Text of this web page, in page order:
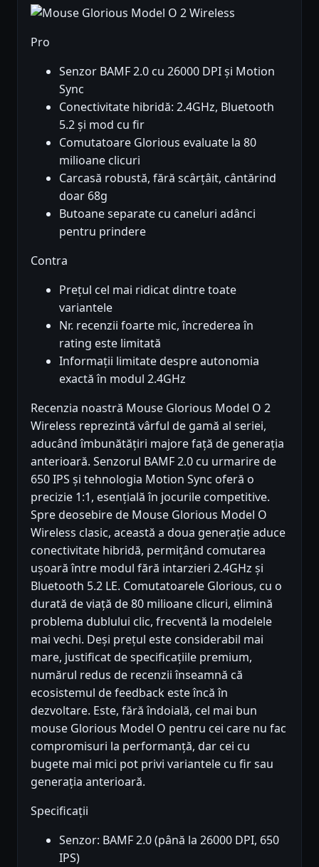
Pro
Senzor BAMF 2.0 cu 26000 DPI și Motion
Sync
Conectivitate hibridă: 2.4GHz, Bluetooth
5.2 și mod cu fir
Comutatoare Glorious evaluate la 80
milioane clicuri
Carcasă robustă, fără scârțâit, cântărind
doar 68g
Butoane separate cu caneluri adânci
pentru prindere
Contra
Prețul cel mai ridicat dintre toate
variantele
Nr. recenzii foarte mic, încrederea în
rating este limitată
Informații limitate despre autonomia
exactă în modul 2.4GHz
Recenzia noastră Mouse Glorious Model O 2
Wireless reprezintă vârful de gamă al seriei,
aducând îmbunătățiri majore față de generația
anterioară. Senzorul BAMF 2.0 cu urmarire de
650 IPS și tehnologia Motion Sync oferă o
precizie 1:1, esențială în jocurile competitive.
Spre deosebire de Mouse Glorious Model O
Wireless clasic, această a doua generație aduce
conectivitate hibridă, permițând comutarea
ușoară între modul fără intarzieri 2.4GHz și
Bluetooth 5.2 LE. Comutatoarele Glorious, cu o
durată de viață de 80 milioane clicuri, elimină
problema dublului clic, frecventă la modelele
mai vechi. Deși prețul este considerabil mai
mare, justificat de specificațiile premium,
numărul redus de recenzii înseamnă că
ecosistemul de feedback este încă în
dezvoltare. Este, fără îndoială, cel mai bun
mouse Glorious Model O pentru cei care nu fac
compromisuri la performanță, dar cei cu
bugete mai mici pot privi variantele cu fir sau
generația anterioară.
Specificații
Senzor: BAMF 2.0 (până la 26000 DPI, 650
IPS)